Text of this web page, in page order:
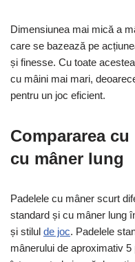
Dimensiunea mai mică a
care se bazează pe
și finesse. Cu toate
cu mâini mai mari,
pentru un joc eficient.
Compararea
cu mâner lung
Padelele cu mâner scurt
standard și cu mâner lung
și stilul de joc. Padelele
mânerului de aproximativ